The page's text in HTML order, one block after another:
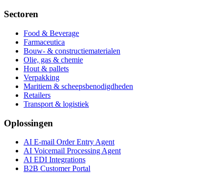
Sectoren
Food & Beverage
Farmaceutica
Bouw- & constructiematerialen
Olie, gas & chemie
Hout & pallets
Verpakking
Maritiem & scheepsbenodigdheden
Retailers
Transport & logistiek
Oplossingen
AI E-mail Order Entry Agent
AI Voicemail Processing Agent
AI EDI Integrations
B2B Customer Portal